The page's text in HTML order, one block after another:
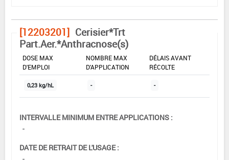
[12203201] Cerisier*Trt
Part.Aer.*Anthracnose(s)
DOSE MAX
D'EMPLOI
NOMBRE MAX
D'APPLICATION
DÉLAIS AVANT
RÉCOLTE
0,23 kg/hL - -
INTERVALLE MINIMUM ENTRE APPLICATIONS :
-
DATE DE RETRAIT DE L'USAGE :